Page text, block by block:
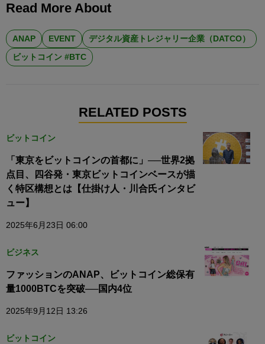
Read More About
ANAP EVENT
デジタル資産トレジャリー企業（DATCO）
ビットコイン #BTC
RELATED POSTS
ビットコイン
「東京をビットコインの首都に」──世界2拠
点目、四谷発・東京ビットコインベースが描
く特区構想とは【仕掛け人・川合氏インタビ
ュー】
2025年6月23日 06:00
ビジネス
ファッションのANAP、ビットコイン総保有
量1000BTCを突破──国内4位
2025年9月12日 13:26
ビットコイン